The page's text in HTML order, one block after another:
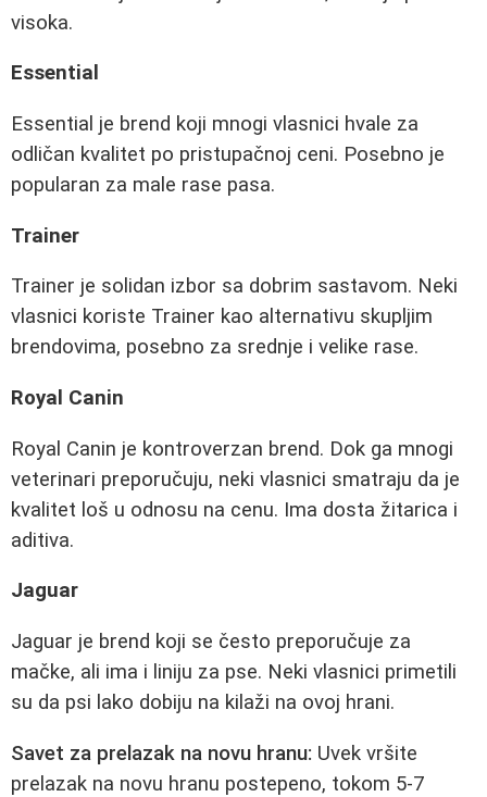
visoka.
Essential
Essential je brend koji mnogi vlasnici hvale za
odličan kvalitet po pristupačnoj ceni. Posebno je
popularan za male rase pasa.
Trainer
Trainer je solidan izbor sa dobrim sastavom. Neki
vlasnici koriste Trainer kao alternativu skupljim
brendovima, posebno za srednje i velike rase.
Royal Canin
Royal Canin je kontroverzan brend. Dok ga mnogi
veterinari preporučuju, neki vlasnici smatraju da je
kvalitet loš u odnosu na cenu. Ima dosta žitarica i
aditiva.
Jaguar
Jaguar je brend koji se često preporučuje za
mačke, ali ima i liniju za pse. Neki vlasnici primetili
su da psi lako dobiju na kilaži na ovoj hrani.
Savet za prelazak na novu hranu: Uvek vršite
prelazak na novu hranu postepeno, tokom 5-7